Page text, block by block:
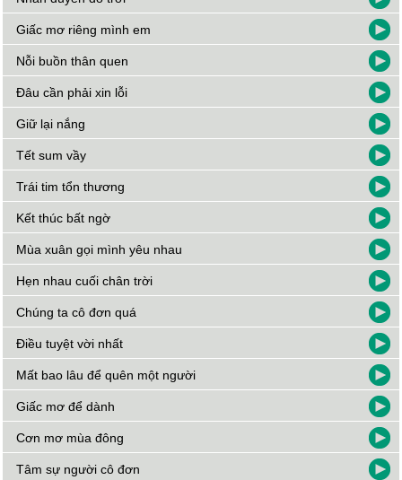
Giấc mơ riêng mình em
Nỗi buồn thân quen
Đâu cần phải xin lỗi
Giữ lại nắng
Tết sum vầy
Trái tim tổn thương
Kết thúc bất ngờ
Mùa xuân gọi mình yêu nhau
Hẹn nhau cuối chân trời
Chúng ta cô đơn quá
Điều tuyệt vời nhất
Mất bao lâu để quên một người
Giấc mơ để dành
Cơn mơ mùa đông
Tâm sự người cô đơn